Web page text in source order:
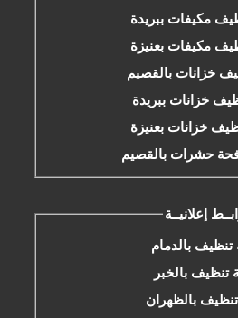
مكيفات ببريدة
مكيفات بعنيزة
خزانات بالقصيم
خزانات ببريدة
خزانات بعنيزة
حشرات بالقصيم
إعلانيــة
بالدمام
تنظيف بالخبر
بالظهران